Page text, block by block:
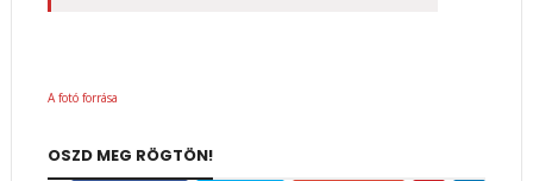
A fotó forrása
OSZD MEG RÖGTÖN!